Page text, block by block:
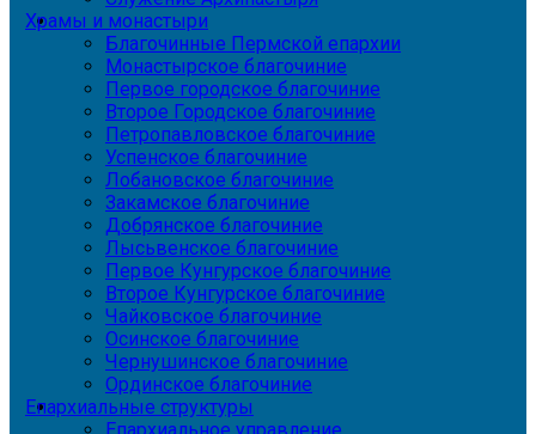
Храмы и монастыри
Благочинные Пермской епархии
Монастырское благочиние
Первое городское благочиние
Второе Городское благочиние
Петропавловское благочиние
Успенское благочиние
Лобановское благочиние
Закамское благочиние
Добрянское благочиние
Лысьвенское благочиние
Первое Кунгурское благочиние
Второе Кунгурское благочиние
Чайковское благочиние
Осинское благочиние
Чернушинское благочиние
Ординское благочиние
Епархиальные структуры